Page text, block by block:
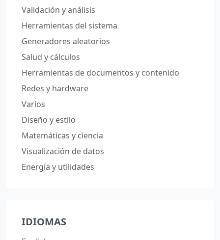
Validación y análisis
Herramientas del sistema
Generadores aleatorios
Salud y cálculos
Herramientas de documentos y contenido
Redes y hardware
Varios
Diseño y estilo
Matemáticas y ciencia
Visualización de datos
Energía y utilidades
IDIOMAS